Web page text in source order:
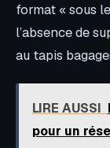
format « sous
l’absence de
au tapis
LIRE AUSSI
pour un